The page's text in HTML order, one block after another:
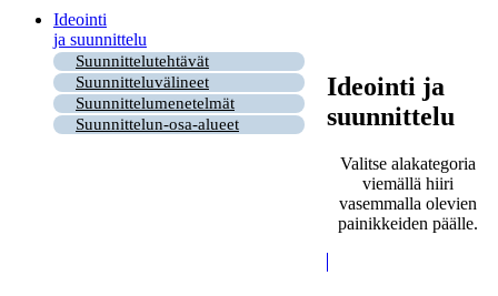
Ideointi
ja suunnittelu
Suunnittelutehtävät
Suunnitteluvälineet
Suunnittelumenetelmät
Suunnittelun-osa-alueet
Ideointi ja
suunnittelu
Valitse alakategoria
viemällä hiiri
vasemmalla olevien
painikkeiden päälle.